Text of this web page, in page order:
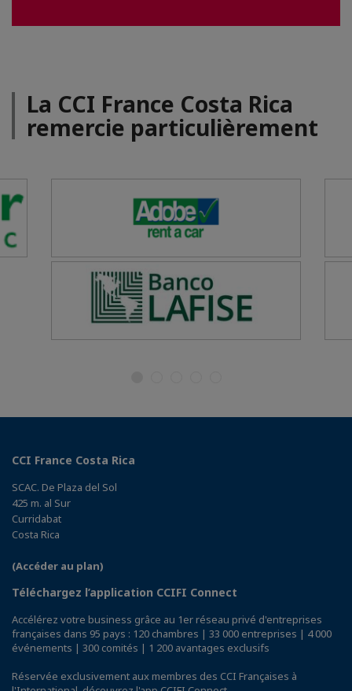
La CCI France Costa Rica
remercie particulièrement
CCI France Costa Rica
SCAC. De Plaza del Sol
425 m. al Sur
Curridabat
Costa Rica
(Accéder au plan)
Téléchargez l’application CCIFI Connect
Accélérez votre business grâce au 1er réseau privé d'entreprises
françaises dans 95 pays : 120 chambres | 33 000 entreprises | 4 000
événements | 300 comités | 1 200 avantages exclusifs
Réservée exclusivement aux membres des CCI Françaises à